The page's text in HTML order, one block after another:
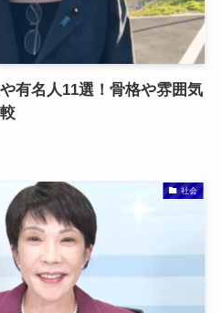
有名人11選！骨格や雰囲気
社会